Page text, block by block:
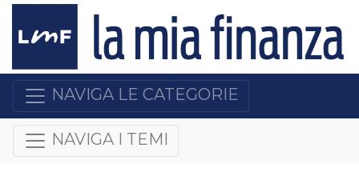
NAVIGA LE CATEGORIE
NAVIGA I TEMI